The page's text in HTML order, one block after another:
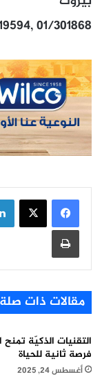
01/301868
طباعة
مقالات ذات صلة
التقنيات الذكيّة
فرصة ثانية للحياة
أغسطس 24, 2025